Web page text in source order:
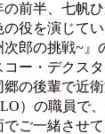
の前半、七帆
の役を演じて
次郎の挑戦~』
コー・デクス
郷の後輩で近
）の職員で
でご一緒させ